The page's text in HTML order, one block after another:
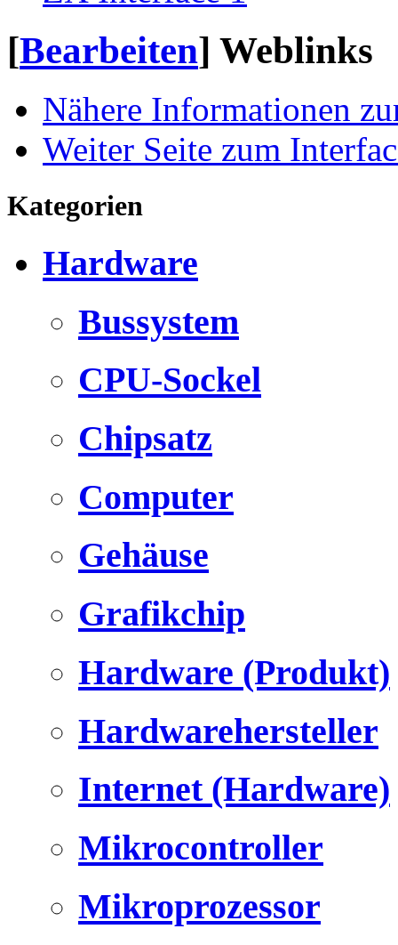
[Bearbeiten] Weblinks
Nähere Informationen
Weiter Seite zum
Kategorien
Hardware
Bussystem
CPU-Sockel
Chipsatz
Computer
Gehäuse
Grafikchip
Hardware (Produkt)
Hardwarehersteller
Internet (Hardware)
Mikrocontroller
Mikroprozessor